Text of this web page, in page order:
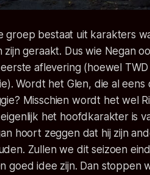
groep bestaat uit karakters
zijn geraakt. Dus wie Negan
aflevering (hoewel
Wordt het Glen, die al
Misschien wordt het wel
het hoofdkarakter is
hoort zeggen dat hij zijn
Zullen we dit seizoen
goed idee zijn. Dan stoppen